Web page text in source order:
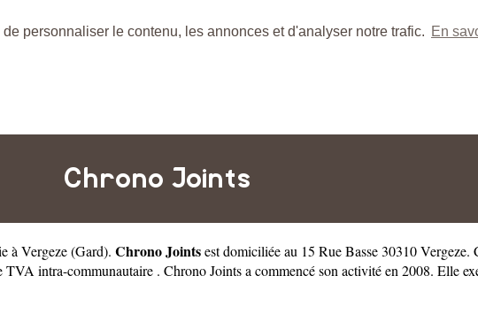
personnaliser le contenu, les annonces et d'analyser notre trafic. En
Chrono Joints
à Vergeze(Gard). Chrono Jointsest domiciliée au 15 Rue Basse 30310 Vergeze.
intra-communautaire . Chrono Joints a commencé son activité en 2008. Elle